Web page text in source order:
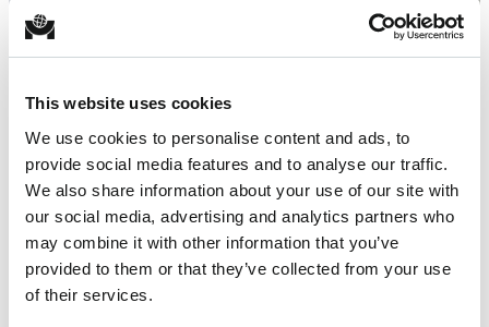
This website uses cookies
We use cookies to personalise content and ads, to
provide social media features and to analyse our traffic.
We also share information about your use of our site with
our social media, advertising and analytics partners who
may combine it with other information that you’ve
provided to them or that they’ve collected from your use
of their services.
Services
DANS L'INDUSTRIE : UN REGARD PLUS ATTENTIF
EN SAVOIR PLUS